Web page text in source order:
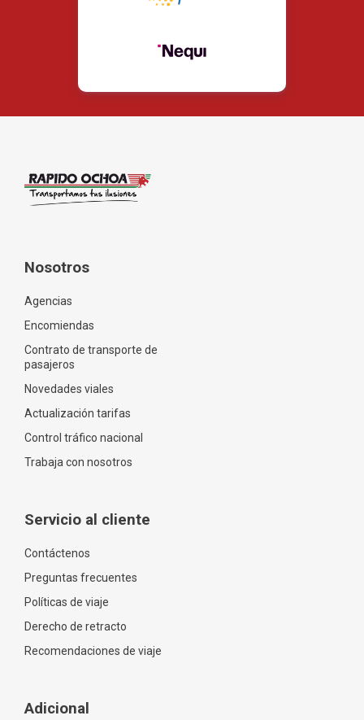
Nosotros
Agencias
Encomiendas
Contrato de transporte de
pasajeros
Novedades viales
Actualización tarifas
Control tráfico nacional
Trabaja con nosotros
Servicio al cliente
Contáctenos
Preguntas frecuentes
Políticas de viaje
Derecho de retracto
Recomendaciones de viaje
Adicional